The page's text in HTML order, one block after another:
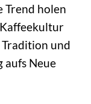
Trend holen
Tradition und
aufs Neue